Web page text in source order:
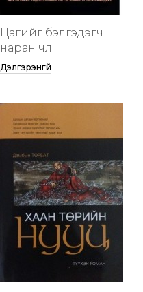
Цагийг бэлгэдэгч
наран чөлөө
Дэлгэрэнгүй